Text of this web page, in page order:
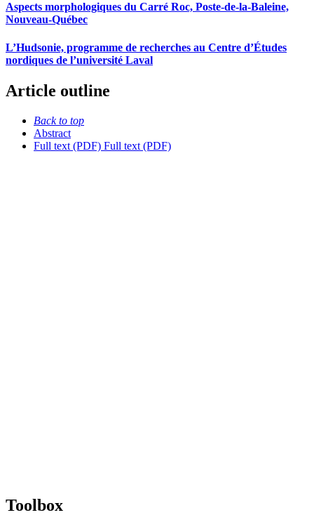
Aspects morphologiques du Carré Roc, Poste-de-la-Baleine,
Nouveau-Québec
L’Hudsonie, programme de recherches au Centre d’Études
nordiques de l’université Laval
Article outline
Back to top
Abstract
Full text (PDF) Full text (PDF)
Toolbox